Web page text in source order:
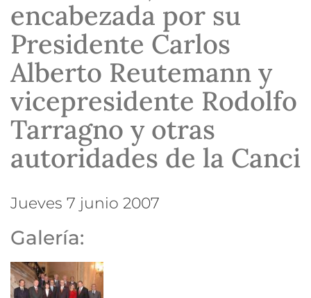
encabezada por su
Presidente Carlos
Alberto Reutemann y
vicepresidente Rodolfo
Tarragno y otras
autoridades de la Canci
jueves 7 junio 2007
Galería: